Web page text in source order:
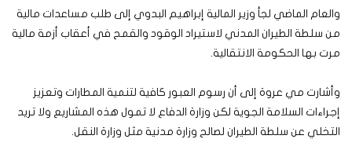
والعام الماضي لجأ وزير المالية إبراهيم البدوي إلى طلب مساعدات مالية
من سلطة الطيران المدني لاستيراد الوقود والقمح في أعقاب أزمة مالية
مرت بها الحكومة الانتقالية.
وأشارت مي عروة إلى أن رسوم العبور كافية لتنمية المطارات وتعزيز
إجراءات السلامة الجوية لكن وزارة الدفاع لا تمول هذه المشاريع ولا تريد
التخلي عن سلطة الطيران لصالح وزارة مدنية مثل وزارة النقل.